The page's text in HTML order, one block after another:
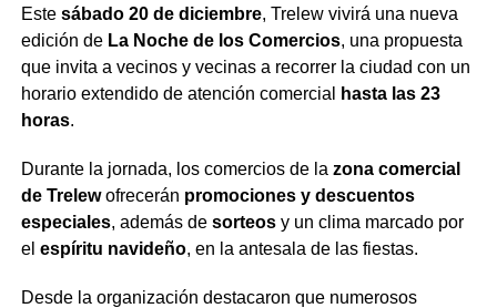
Este sábado 20 de diciembre, Trelew vivirá una nueva
edición de La Noche de los Comercios, una propuesta
que invita a vecinos y vecinas a recorrer la ciudad con un
horario extendido de atención comercial
hasta las 23
horas.
Durante la jornada, los comercios de la zona comercial
de Trelewofrecerán promociones y descuentos
especiales, además de sorteosy un clima marcado por
el espíritu navideño, en la antesala de las fiestas.
Desde la organización destacaron que numerosos